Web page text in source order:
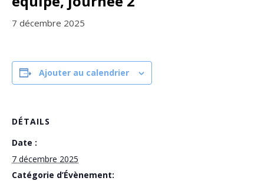
7 décembre 2025
Ajouter au calendrier
DÉTAILS
Date :
7 décembre 2025
Catégorie d’Évènement: